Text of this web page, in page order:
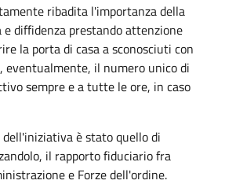
ribadita l'importanza della
e diffidenza prestando attenzione
la porta di casa a sconosciuti con
eventualmente, il numero unico di
sempre e a tutte le ore, in caso
è stato quello di
il rapporto fiduciario fra
e Forze dell'ordine.